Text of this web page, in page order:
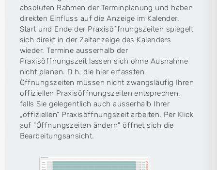
absoluten Rahmen der Terminplanung und haben
direkten Einfluss auf die Anzeige im Kalender.
Start und Ende der Praxisöffnungszeiten spiegelt
sich direkt in der Zeitanzeige des Kalenders
wieder. Termine ausserhalb der
Praxisöffnungszeit lassen sich ohne Ausnahme
nicht planen. D.h. die hier erfassten
Öffnungszeiten müssen nicht zwangsläufig Ihren
offiziellen Praxisöffnungszeiten entsprechen,
falls Sie gelegentlich auch ausserhalb Ihrer
„offiziellen“ Praxisöffnungszeit arbeiten. Per Klick
auf "Öffnungszeiten ändern" öffnet sich die
Bearbeitungsansicht.